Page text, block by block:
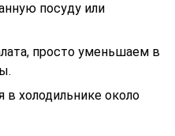
посуду или
просто уменьшаем в
в холодильнике около